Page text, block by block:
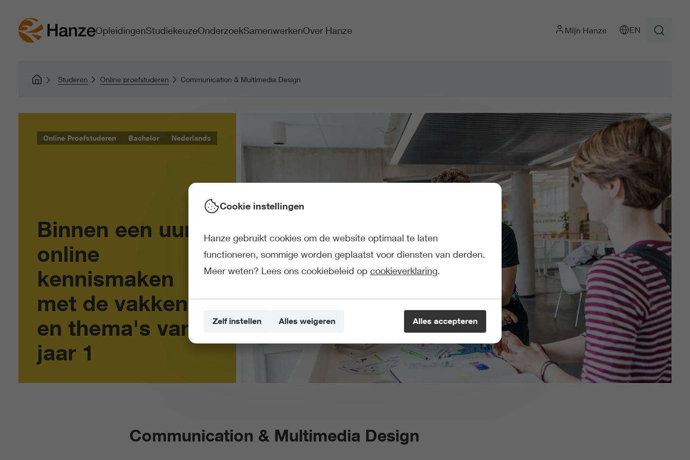
OpleidingenStudiekeuzeOnderzoekSamenwerkenOver Hanze Mijn Hanze EN
Studeren Online proefstuderen Communication & Multimedia Design
Binnen een uur
online
kennismaken
met de vakken
en thema's van
jaar 1
Online Proefstuderen Bachelor Nederlands
Communication & Multimedia Design
Cookie instellingen
Hanze gebruikt cookies om de website optimaal te laten
functioneren, sommige worden geplaatst voor diensten van derden.
Meer weten? Lees ons cookiebeleid op cookieverklaring.
Alles accepteren
Zelf instellen Alles weigeren